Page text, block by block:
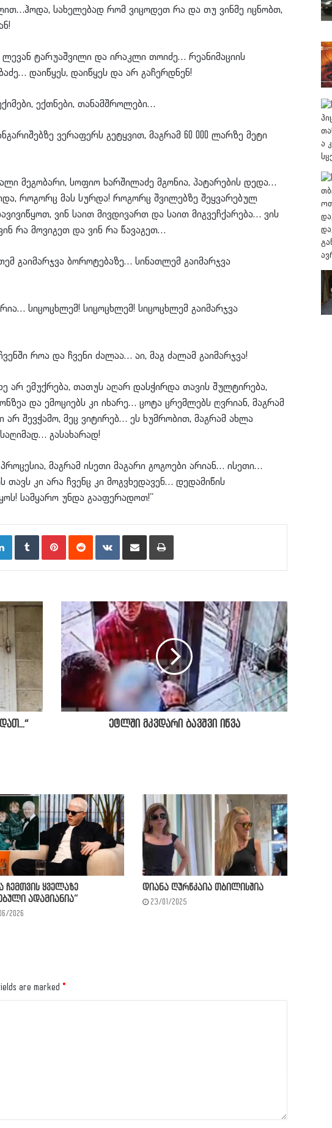
სახელებად რომ ვიცოდეთ რა და თუ ვინმე იცნობთ,
ლევან ტარუაშვილი და ირაკლი თოიძე… რეანიმაციის
დაიწყეს, დაიწყეს და არ გაჩერდნენ!
ექთნები, თანამშროლები…
ვერაფერს გეტყვით, მაგრამ 60 000 ლარზე მეტი
მეგობარი, სოფიო ხარშილაძე მგონია, პატარების დედა…
როგორც მას სურდა! როგორც შვილებზე შეყვარებულ
ვინ საით მივდივართ და საით მიგვეჩქარება… ვის
რა მოვიგეთ და ვინ რა წავაგეთ…
გაიმარჯვა ბოროტებაზე… სინათლემ გაიმარჯვა
სიცოცხლემ! სიცოცხლემ! სიცოცხლემ გაიმარჯვა
როა და ჩვენი ძალაა… აი, მაგ ძალამ გაიმარჯვა!
არ ემუქრება, თათუს აღარ დასჭირდა თავის შულტირება,
და ემოციებს კი იხარე… ცოტა ცრემლებს ღვრიან, მაგრამ
არ შევჭამო, მეც ვიტირებ… ეს ხუმრობით, მაგრამ ახლა
გასახარად!
მაგრამ ისეთი მაგარი გოგოები არიან… ისეთი…
კი არა ჩვენც კი მოგვხედავენ… დედამიწის
სამყარო უნდა გააფერადოთ!“
LinkedInTumblr PinterestReddit VKontakteShare via Email Print
ეტლში მკვდარი ბავშვი იწვა
ჩემთვის ყველაზე
ადამიანია“
2026
დიანა ღურწკაია თბილისშია
23/01/2025
are marked *